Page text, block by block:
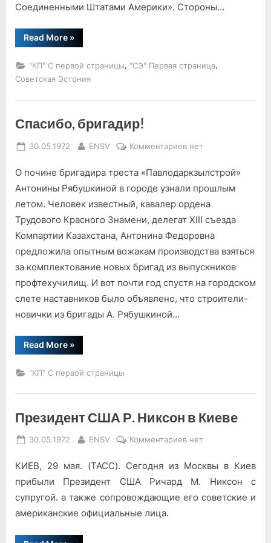
Соединенными Штатами Америки». Стороны…
Read More“Завершение
советско-
переговоров”
»
"КП" С первой страницы, "СЭ" Первая страница,
Советская Эстония
Спасибо, бригадир!
Posted
30.05.1972 By
ENSV Комментариевк
Спасибо,
бригадир!
нет
О почине бригадира треста «Павлодаркзылстрой»
Антонины Рябушкиной в городе узнали прошлым
летом. Человек известный, кавалер ордена
Трудового Красного Знамени, делегат XIII съезда
Компартии Казахстана, Антонина Федоровна
предложила опытным вожакам производства взяться
за комплектование новых бригад из выпускников
профтехучилищ. И вот почти год спустя на городском
слете наставников было объявлено, что строители-
новички из бригады А. Рябушкиной…
Read More“Спасибо,
бригадир!”
»
"КП" С первой страницы
Президент США Р. Никсон в Киеве
Posted
30.05.1972 By
ENSV Комментариевк
Президент
США
нет
КИЕВ, 29 мая. (ТАСС). Сегодня из Москвы в Киев
прибыли Президент США Ричард М. Никсон с
супругой. а также сопровождающие его советские и
американские официальные лица.